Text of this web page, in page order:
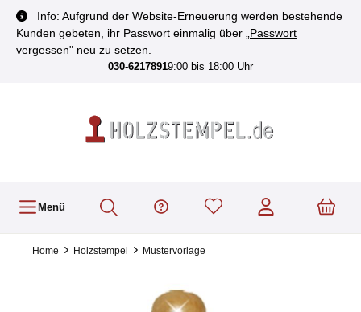
springen
Info: Aufgrund der Website-Erneuerung werden bestehende
Kunden gebeten, ihr Passwort einmalig über „ Passwort
vergessen" neu zu setzen.
030-62178919:00 bis 18:00 Uhr
Menü
Home Holzstempel Mustervorlage